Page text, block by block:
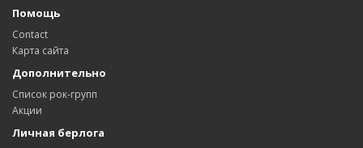
Помощь
Contact
Карта сайта
Дополнительно
Список рок-групп
Акции
Личная берлога